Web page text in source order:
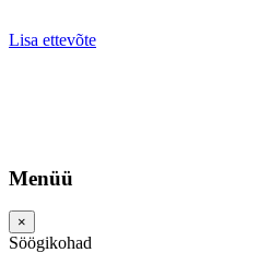
Lisa ettevõte
Menüü
×
Söögikohad